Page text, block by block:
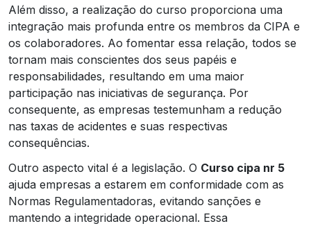
Além disso, a realização do curso proporciona uma
integração mais profunda entre os membros da CIPA e
os colaboradores. Ao fomentar essa relação, todos se
tornam mais conscientes dos seus papéis e
responsabilidades, resultando em uma maior
participação nas iniciativas de segurança. Por
consequente, as empresas testemunham a redução
nas taxas de acidentes e suas respectivas
consequências.
Outro aspecto vital é a legislação. O Curso cipa nr 5
ajuda empresas a estarem em conformidade com as
Normas Regulamentadoras, evitando sanções e
mantendo a integridade operacional. Essa